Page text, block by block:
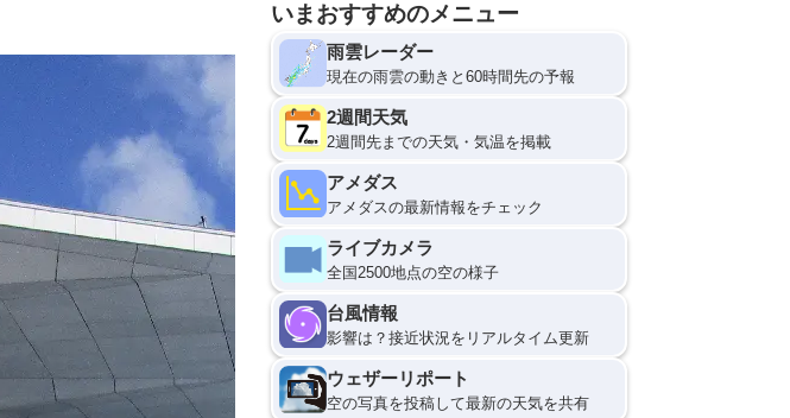
いまおすすめのメニュー
雨雲レーダー
現在の雨雲の動きと60時間先の予報
2週間天気
2週間先までの天気・気温を掲載
アメダス
アメダスの最新情報をチェック
ライブカメラ
全国2500地点の空の様子
台風情報
影響は？接近状況をリアルタイム更新
ウェザーリポート
空の写真を投稿して最新の天気を共有